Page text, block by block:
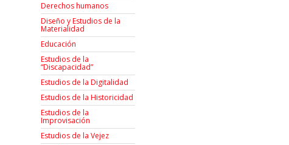
Derechos humanos
Diseño y Estudios de la
Materialidad
Educación
Estudios de la
“Discapacidad”
Estudios de la Digitalidad
Estudios de la Historicidad
Estudios de la
Improvisación
Estudios de la Vejez